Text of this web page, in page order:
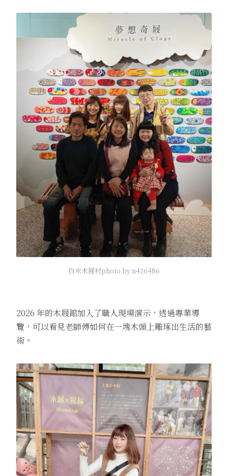
白米木屐村photo by n426486
2026 年的木屐館加入了職人現場演示，透過專業導
覽，可以看見老師傅如何在一塊木頭上雕琢出生活的藝
術。